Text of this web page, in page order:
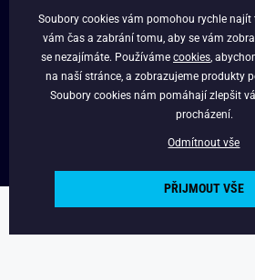
O NÁS
VĚRNOSTNÍ PROGRAM
Copyright © 2024 - Budchlap.cz Všechna
Soubory cookies vám pomohou rychle najít
vám čas a zabrání tomu, aby se vám
se nezajímáte. Používáme cookies ,
na naší stránce, a zobrazujeme produkty
Soubory cookies nám pomáhají zlepšit
procházení.
Odmítnout vše
PŘIJMOUT VŠE